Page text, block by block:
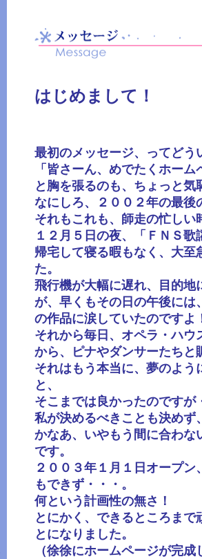
はじめまして！
最初のメッセージ、ってどう
「皆さーん、めでたくホー
と胸を張るのも、ちょっと気
なにしろ、２００２年の最後
それもこれも、師走の忙し
１２月５日の夜、「ＦＮＳ
帰宅して寝る暇もなく、大
た。
飛行機が大幅に遅れ、目的地
が、早くもその日の午後に
の作品に涙していたのですよ
それから毎日、オペラ・ハ
から、ピナやダンサーたちと
それはもう本当に、夢のよう
と、
そこまでは良かったのです
私が決めるべきことも決めず
かなあ、いやもう間に合わな
です。
２００３年１月１日オープ
もできず・・・。
何という計画性の無さ！
とにかく、できるところま
とになりました。
（徐徐にホームページが完